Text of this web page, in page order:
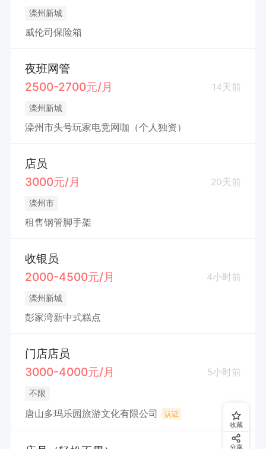
滦州新城
威伦司保险箱
夜班网管
2500-2700元/月
14天前
滦州新城
滦州市头号玩家电竞网咖（个人独资）
店员
3000元/月
20天前
滦州市
租售钢管脚手架
收银员
2000-4500元/月
4小时前
滦州新城
彭家湾新中式糕点
门店店员
3000-4000元/月
5小时前
不限
唐山多玛乐园旅游文化有限公司 认证
收藏